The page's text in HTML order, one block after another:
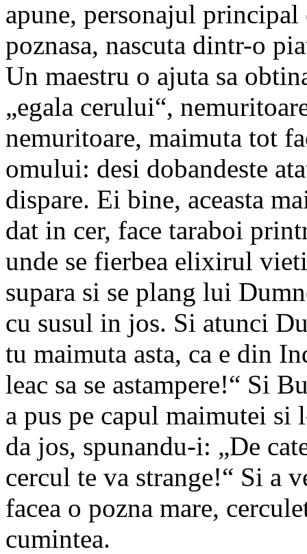
apune, personajul
poznasa, nascuta dintr-o
Un maestru o ajuta sa
„egala cerului“,
nemuritoare, maimuta tot
omului: desi dobandeste
dispare. Ei bine, aceasta
dat in cer, face taraboi
unde se fierbea elixirul
supara si se plang lui
cu susul in jos. Si atunci
tu maimuta asta, ca e din
leac sa se astampere!“ Si
a pus pe capul maimutei si
da jos, spunandu-i: „De
cercul te va strange!“ Si a
facea o pozna mare,
cumintea.